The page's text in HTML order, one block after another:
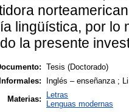
lingüística, por lo
la presente
Tesis (Doctorado)
Inglés – enseñanza ;
Materias:
Letras
Lenguas modernas